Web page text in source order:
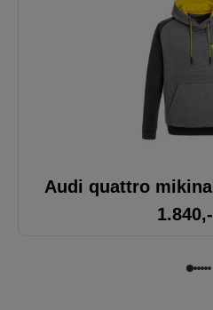
Audi quattro
1.840